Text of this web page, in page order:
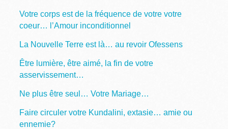
Votre corps est de la fréquence de votre votre
coeur… l’Amour inconditionnel
La Nouvelle Terre est là… au revoir Ofessens
Être lumière, être aimé, la fin de votre
asservissement…
Ne plus être seul… Votre Mariage…
Faire circuler votre Kundalini, extasie… amie ou
ennemie?